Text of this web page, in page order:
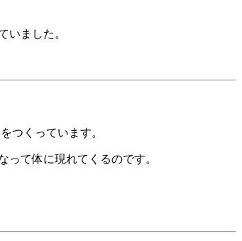
いました。
つくっています。
て体に現れてくるのです。